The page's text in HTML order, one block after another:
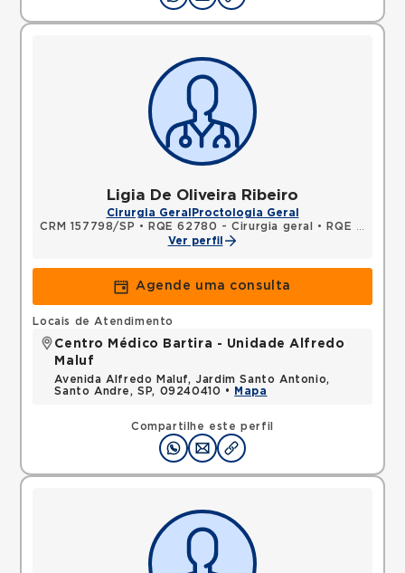
Ligia De Oliveira Ribeiro
Cirurgia Geral Proctologia Geral
CRM 157798/SP • RQE 62780 - Cirurgia geral •
RQE 131267 - Coloproctologia
Ver perfil
Agende uma consulta
Compartilhe este perfil
Locais de Atendimento
Centro Médico Bartira - Unidade Alfredo
Maluf
Avenida Alfredo Maluf, Jardim Santo Antonio,
Santo Andre, SP, 09240410 •
Mapa